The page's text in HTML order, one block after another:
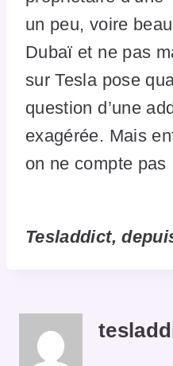
un peu, voire
Dubaï et ne pas
sur Tesla pose
question d’une
exagérée. Mais
on ne compte pas
Tesladdict,